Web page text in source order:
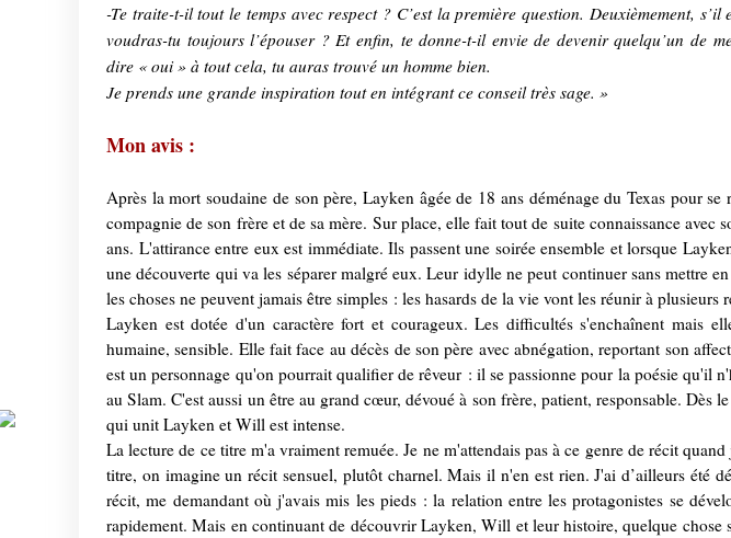
-Te traite-t-il tout le temps avec respect ? C’est la première question. Deuxièmement, s’il
voudras-tu toujours l’épouser ? Et enfin, te donne-t-il envie de devenir quelqu’un de
dire « oui » à tout cela, tu auras trouvé un homme bien.
Je prends une grande inspiration tout en intégrant ce conseil très sage. »
Mon avis :
Après la mort soudaine de son père, Layken âgée de 18 ans déménage du Texas pour
compagnie de son frère et de sa mère. Sur place, elle fait tout de suite connaissance avec
ans. L'attirance entre eux est immédiate. Ils passent une soirée ensemble et lorsque
une découverte qui va les séparer malgré eux. Leur idylle ne peut continuer sans mettre
les choses ne peuvent jamais être simples : les hasards de la vie vont les réunir à plusieurs
Layken est dotée d'un caractère fort et courageux. Les difficultés s'enchaînent mais
humaine, sensible. Elle fait face au décès de son père avec abnégation, reportant son
est un personnage qu'on pourrait qualifier de rêveur : il se passionne pour la poésie qu'il
au Slam. C'est aussi un être au grand cœur, dévoué à son frère, patient, responsable. Dès
qui unit Layken et Will est intense.
La lecture de ce titre m'a vraiment remuée. Je ne m'attendais pas à ce genre de récit
titre, on imagine un récit sensuel, plutôt charnel. Mais il n'en est rien. J'ai d’ailleurs été
récit, me demandant où j'avais mis les pieds : la relation entre les protagonistes se
rapidement. Mais en continuant de découvrir Layken, Will et leur histoire, quelque chose